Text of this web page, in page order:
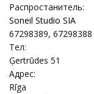
Распростанитель:
Soneil Studio SIA
67298389, 67298388
Тел:
Ģertrūdes 51
Адрес:
Rīga